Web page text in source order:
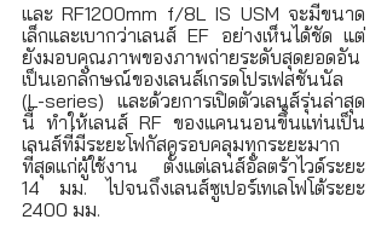
และ RF1200mm f/8L IS USM จะมีขนาด
เล็กและเบากว่าเลนส์ EF อย่างเห็นได้ชัด แต่
ยังมอบคุณภาพของภาพถ่ายระดับสุดยอดอัน
เป็นเอกลักษณ์ของเลนส์เกรดโปรเฟสชันนัล
(L-series) และด้วยการเปิดตัวเลนส์รุ่นล่าสุด
นี้ ทำให้เลนส์ RF ของแคนนอนขึ้นแท่นเป็น
เลนส์ที่มีระยะโฟกัสครอบคลุมทุกระยะมาก
ที่สุดแก่ผู้ใช้งาน ตั้งแต่เลนส์อัลตร้าไวด์ระยะ
14 มม. ไปจนถึงเลนส์ซูเปอร์เทเลโฟโต้ระยะ
2400 มม.